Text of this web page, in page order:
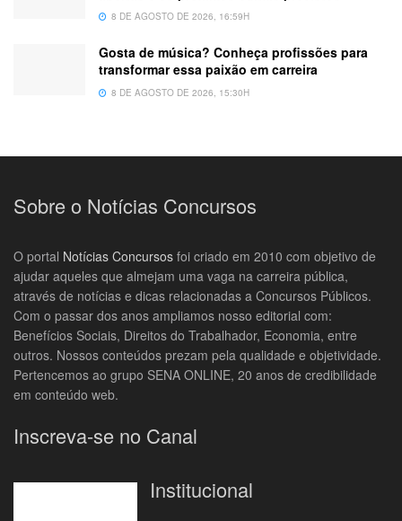
8 DE AGOSTO DE 2026, 16:59H
Gosta de música? Conheça profissões para
transformar essa paixão em carreira
8 DE AGOSTO DE 2026, 15:30H
Sobre o Notícias Concursos
O portal Notícias Concursos foi criado em 2010 com objetivo de
ajudar aqueles que almejam uma vaga na carreira pública,
através de notícias e dicas relacionadas a Concursos Públicos.
Com o passar dos anos ampliamos nosso editorial com:
Benefícios Sociais, Direitos do Trabalhador, Economia, entre
outros. Nossos conteúdos prezam pela qualidade e objetividade.
Pertencemos ao grupo SENA ONLINE, 20 anos de credibilidade
em conteúdo web.
Inscreva-se no Canal
Institucional